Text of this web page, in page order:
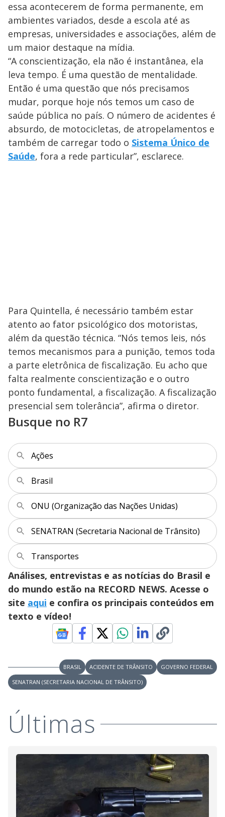
essa acontecerem de forma permanente, em
ambientes variados, desde a escola até as
empresas, universidades e associações, além de
um maior destaque na mídia.
“A conscientização, ela não é instantânea, ela
leva tempo. É uma questão de mentalidade.
Então é uma questão que nós precisamos
mudar, porque hoje nós temos um caso de
saúde pública no país. O número de acidentes é
absurdo, de motocicletas, de atropelamentos e
também de carregar todo o Sistema Único de
Saúde, fora a rede particular”, esclarece.
Para Quintella, é necessário também estar
atento ao fator psicológico dos motoristas,
além da questão técnica. “Nós temos leis, nós
temos mecanismos para a punição, temos toda
a parte eletrônica de fiscalização. Eu acho que
falta realmente conscientização e o outro
ponto fundamental, a fiscalização. A fiscalização
presencial sem tolerância”, afirma o diretor.
Busque no R7
Ações
Brasil
ONU (Organização das Nações Unidas)
SENATRAN (Secretaria Nacional de Trânsito)
Transportes
Análises, entrevistas e as notícias do Brasil e
do mundo estão na RECORD NEWS. Acesse o
site aqui e confira os principais conteúdos em
texto e vídeo!
BRASIL ACIDENTE DE TRÂNSITO
GOVERNO FEDERAL
SENATRAN (SECRETARIA NACIONAL DE TRÂNSITO)
Últimas